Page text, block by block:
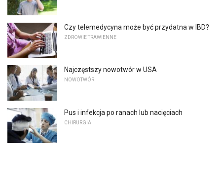
Czy telemedycyna może być przydatna w IBD?
ZDROWIE TRAWIENNE
Najczęstszy nowotwór w USA
NOWOTWÓR
Pus i infekcja po ranach lub nacięciach
CHIRURGIA